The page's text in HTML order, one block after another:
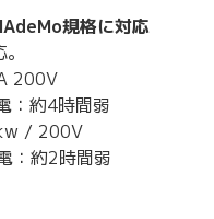
規格に対応
200V
：約4時間弱
/ 200V
：約2時間弱